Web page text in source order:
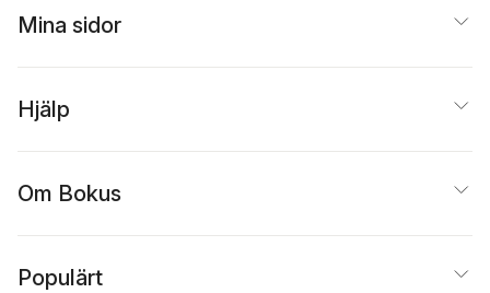
Mina sidor
Hjälp
Om Bokus
Populärt